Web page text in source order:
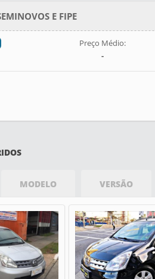
E FIPE
Preço Médio:
-
MODELO VERSÃO